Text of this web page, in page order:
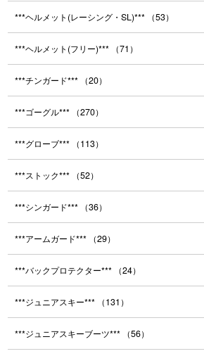
***ヘルメット(レーシング・SL)*** （53）
***ヘルメット(フリー)*** （71）
***チンガード*** （20）
***ゴーグル*** （270）
***グローブ*** （113）
***ストック*** （52）
***シンガード*** （36）
***アームガード*** （29）
***バックプロテクター*** （24）
***ジュニアスキー*** （131）
***ジュニアスキーブーツ*** （56）